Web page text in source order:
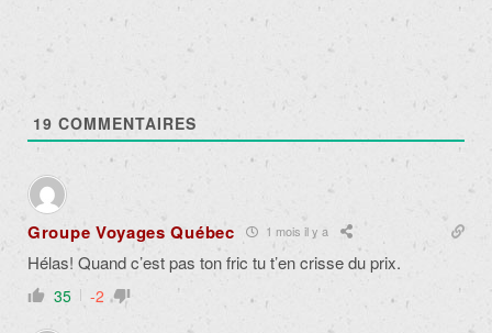
19 COMMENTAIRES
Groupe Voyages Québec 1 mois il y a
Hélas! Quand c’est pas ton fric tu t’en crisse du prix.
35 -2